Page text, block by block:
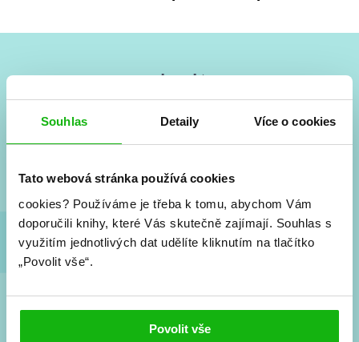
Souhlas Detaily Více o cookies
Tato webová stránka používá cookies
cookies? Používáme je třeba k tomu, abychom Vám
doporučili knihy, které Vás skutečně zajímají. Souhlas s
využitím jednotlivých dat udělíte kliknutím na tlačítko
„Povolit vše“.
Povolit vše
Vše kolem #youngadult každý měsíc rovnou do mailu!
a seriálové adaptace a další.
Souhlasím spodmínkami zpracování osobních údajů